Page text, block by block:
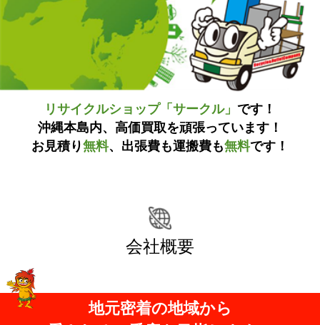
リサイクルショップ「サークル」 です！
沖縄本島内、高価買取を頑張っています！
お見積り無料、出張費も運搬費も無料です！
会社概要
地元密着の地域から